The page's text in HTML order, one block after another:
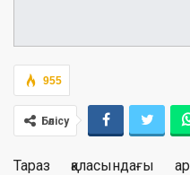
955
Бөлісу
Тараз қаласындағы